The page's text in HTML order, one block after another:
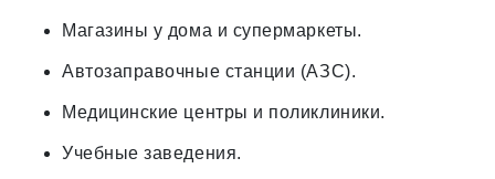
Магазины у дома и супермаркеты.
Автозаправочные станции (АЗС).
Медицинские центры и поликлиники.
Учебные заведения.